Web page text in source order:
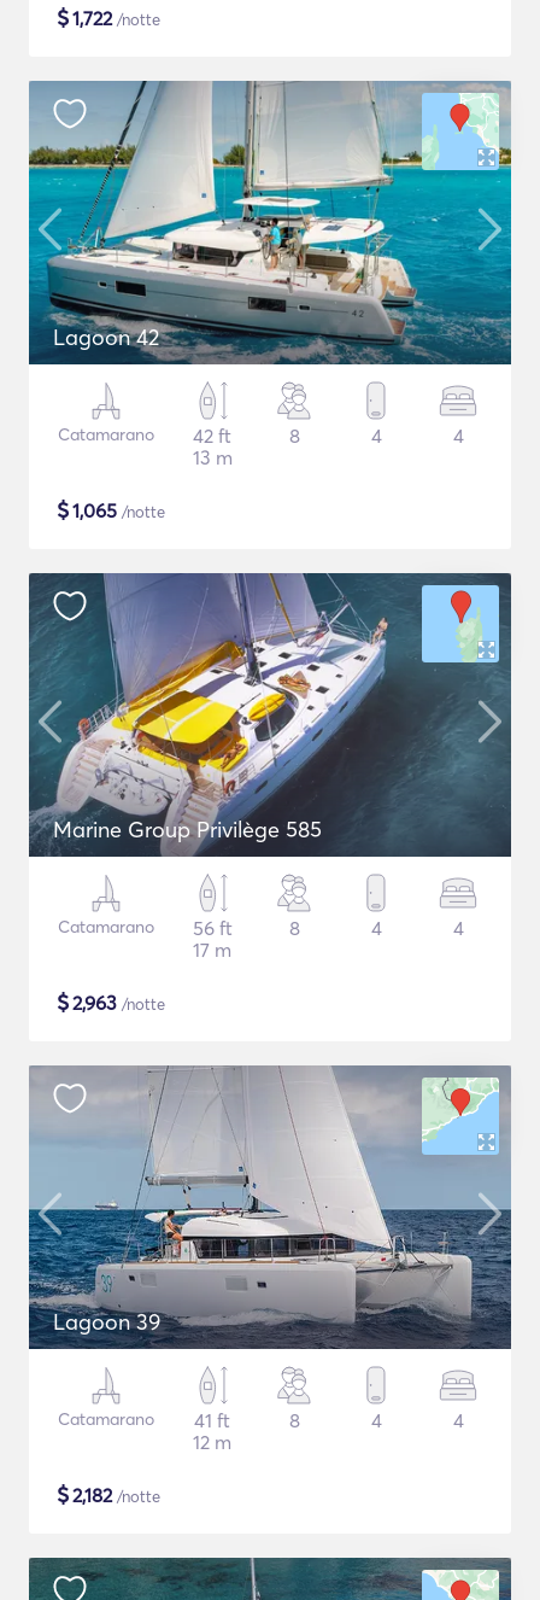
$1,722/notte
Lagoon 42
Catamarano
42 ft
13 m
8 4 4
$1,065 /notte
Marine Group Privilège 585
Catamarano
56 ft
17 m
8 4 4
$2,963 /notte
Lagoon 39
Catamarano
41 ft
12 m
8 4 4
$2,182/notte